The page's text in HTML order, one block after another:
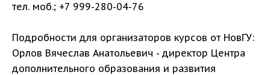
тел. моб.; +7 999-280-04-76
Подробности для организаторов курсов от НовГУ:
Орлов Вячеслав Анатольевич - директор Центра
дополнительного образования и развития